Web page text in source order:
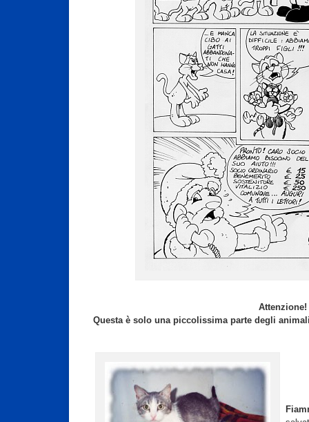
Attenzione!
Questa è solo una piccolissima parte degli